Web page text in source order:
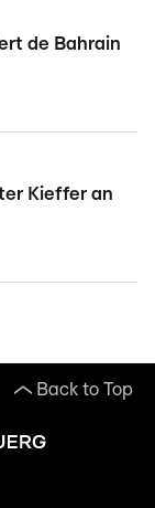
de Bahrain
Kieffer an
Back to Top